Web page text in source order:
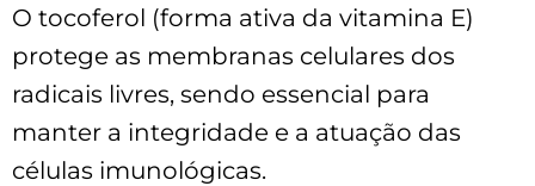
O tocoferol (forma ativa da vitamina E)
protege as membranas celulares dos
radicais livres, sendo essencial para
manter a integridade e a atuação das
células imunológicas.